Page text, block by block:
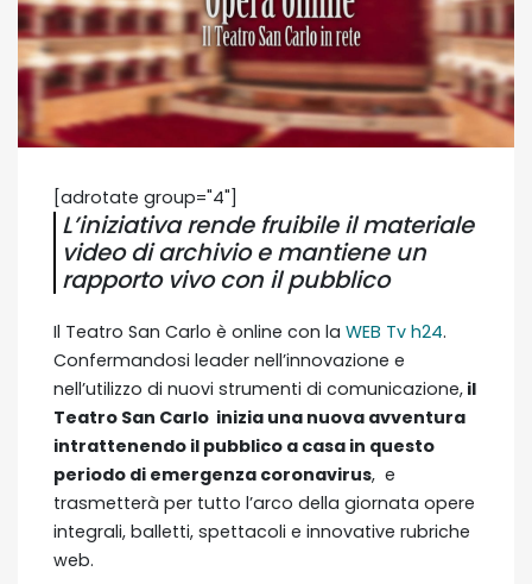
[adrotate group="4"]
L’iniziativa rende fruibile il materiale
video di archivio e mantiene un
rapporto vivo con il pubblico
Il Teatro San Carlo è online con la WEB Tv h24.
Confermandosi leader nell’innovazione e
nell’utilizzo di nuovi strumenti di comunicazione, il
Teatro San Carlo inizia una nuova avventura
intrattenendo il pubblico a casa in questo
periodo di emergenza coronavirus, e
trasmetterà per tutto l’arco della giornata opere
integrali, balletti, spettacoli e innovative rubriche
web.